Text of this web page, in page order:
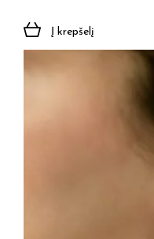
Į krepšelį